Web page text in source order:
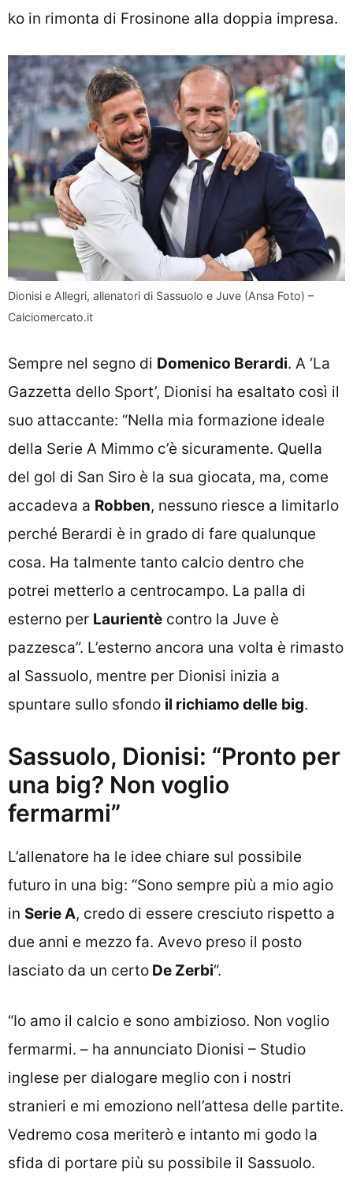
ko in rimonta di Frosinone alla doppia impresa.
Dionisi e Allegri, allenatori di Sassuolo e Juve (Ansa Foto) –
Calciomercato.it
Sempre nel segno di Domenico Berardi. A ‘La
Gazzetta dello Sport’, Dionisi ha esaltato così il
suo attaccante: “Nella mia formazione ideale
della Serie A Mimmo c’è sicuramente. Quella
del gol di San Siro è la sua giocata, ma, come
accadeva a Robben, nessuno riesce a limitarlo
perché Berardi è in grado di fare qualunque
cosa. Ha talmente tanto calcio dentro che
potrei metterlo a centrocampo. La palla di
esterno per Laurientè contro la Juve è
pazzesca”. L’esterno ancora una volta è rimasto
al Sassuolo, mentre per Dionisi inizia a
spuntare sullo sfondo il richiamo delle big.
Sassuolo, Dionisi: “Pronto per
una big? Non voglio
fermarmi”
L’allenatore ha le idee chiare sul possibile
futuro in una big: “Sono sempre più a mio agio
in Serie A, credo di essere cresciuto rispetto a
due anni e mezzo fa. Avevo preso il posto
lasciato da un certo De Zerbi“.
“Io amo il calcio e sono ambizioso. Non voglio
fermarmi. – ha annunciato Dionisi – Studio
inglese per dialogare meglio con i nostri
stranieri e mi emoziono nell’attesa delle partite.
Vedremo cosa meriterò e intanto mi godo la
sfida di portare più su possibile il Sassuolo.